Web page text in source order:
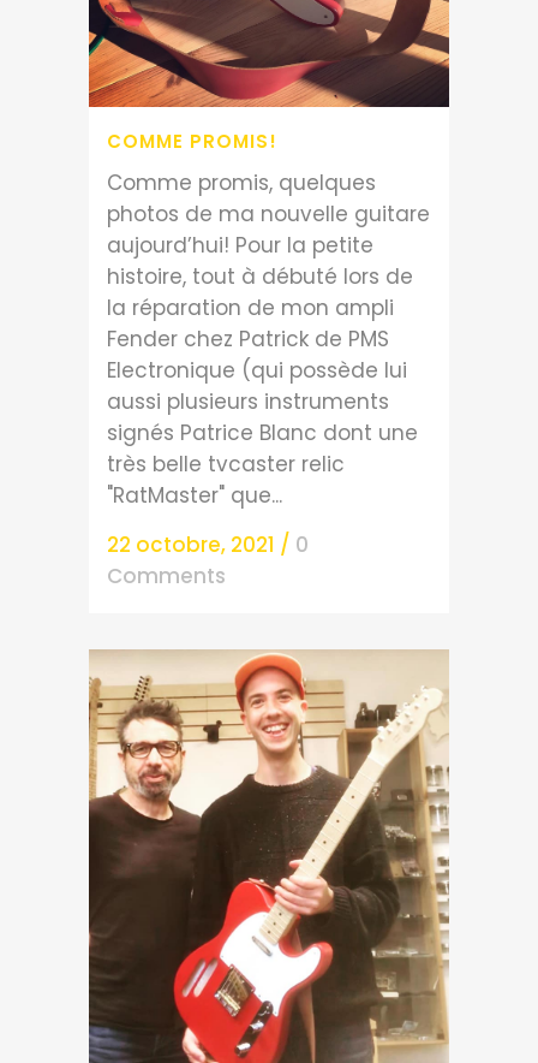
COMME PROMIS!
Comme promis, quelques
photos de ma nouvelle guitare
aujourd’hui! Pour la petite
histoire, tout à débuté lors de
la réparation de mon ampli
Fender chez Patrick de PMS
Electronique (qui possède lui
aussi plusieurs instruments
signés Patrice Blanc dont une
très belle tvcaster relic
"RatMaster" que...
22 octobre, 2021 / 0
Comments